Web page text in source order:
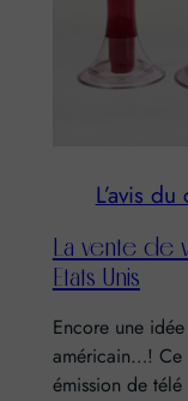
L’avis du
La vente de
Etats Unis
Encore une
américain…! Ce
émission de